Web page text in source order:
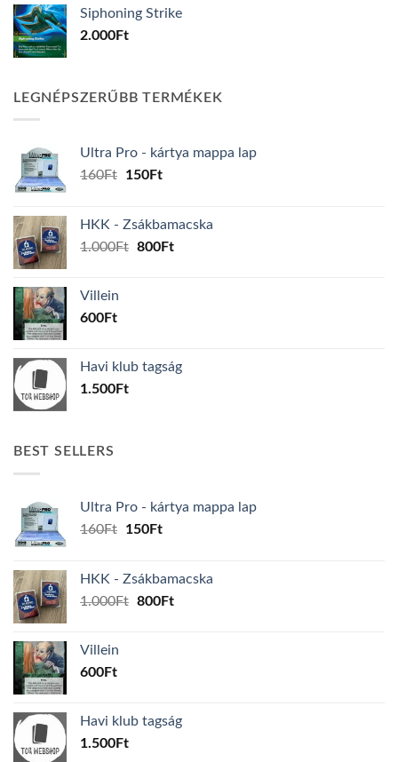
Siphoning Strike
2.000Ft
LEGNÉPSZERŰBB TERMÉKEK
Ultra Pro - kártya mappa lap
160Ft
Original
160Ft.
150FtCurrent
150Ft.
HKK - Zsákbamacska
1.000Ft Original
800FtCurrent
Villein
600Ft
Havi klub tagság
1.500Ft
BEST SELLERS
Ultra Pro - kártya mappa lap
160Ft
Original
160Ft.
150FtCurrent
150Ft.
HKK - Zsákbamacska
1.000Ft Original
800FtCurrent
Villein
600Ft
Havi klub tagság
1.500Ft